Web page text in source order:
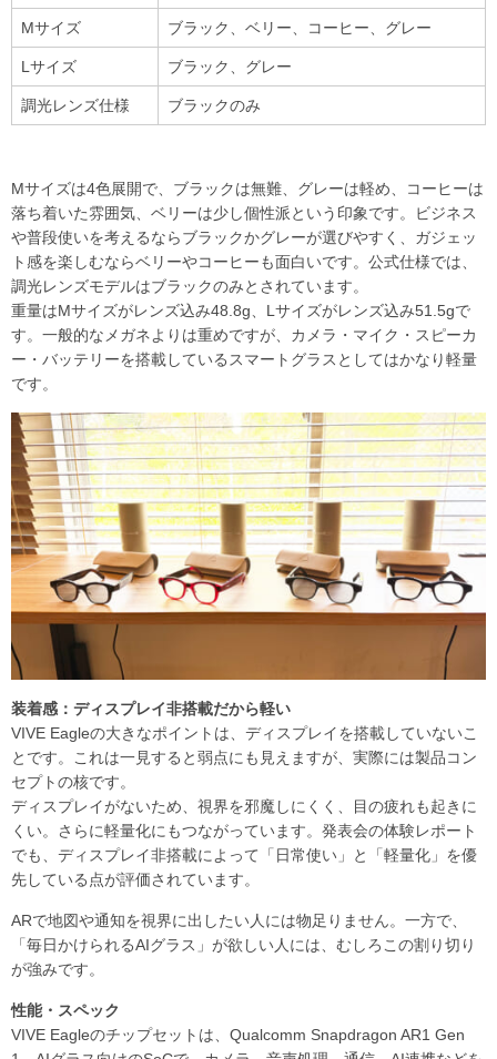
Mサイズ ブラック、ベリー、コーヒー、グレー
Lサイズ ブラック、グレー
調光レンズ仕様 ブラックのみ
Mサイズは4色展開で、ブラックは無難、グレーは軽め、コーヒーは
落ち着いた雰囲気、ベリーは少し個性派という印象です。ビジネス
や普段使いを考えるならブラックかグレーが選びやすく、ガジェッ
ト感を楽しむならベリーやコーヒーも面白いです。公式仕様では、
調光レンズモデルはブラックのみとされています。
重量はMサイズがレンズ込み48.8g、Lサイズがレンズ込み51.5gで
す。一般的なメガネよりは重めですが、カメラ・マイク・スピーカ
ー・バッテリーを搭載しているスマートグラスとしてはかなり軽量
です。
装着感：ディスプレイ非搭載だから軽い
VIVE Eagleの大きなポイントは、ディスプレイを搭載していないこ
とです。これは一見すると弱点にも見えますが、実際には製品コン
セプトの核です。
ディスプレイがないため、視界を邪魔しにくく、目の疲れも起きに
くい。さらに軽量化にもつながっています。発表会の体験レポート
でも、ディスプレイ非搭載によって「日常使い」と「軽量化」を優
先している点が評価されています。
ARで地図や通知を視界に出したい人には物足りません。一方で、
「毎日かけられるAIグラス」が欲しい人には、むしろこの割り切り
が強みです。
性能・スペック
VIVE Eagleのチップセットは、Qualcomm Snapdragon AR1 Gen